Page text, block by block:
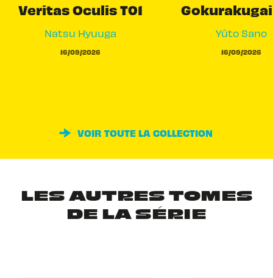
Veritas Oculis T01
Natsu Hyuuga
16/09/2026
Yûto Sano
16/09/2026
VOIR TOUTE LA COLLECTION
LES AUTRES TOMES
DE LA SÉRIE